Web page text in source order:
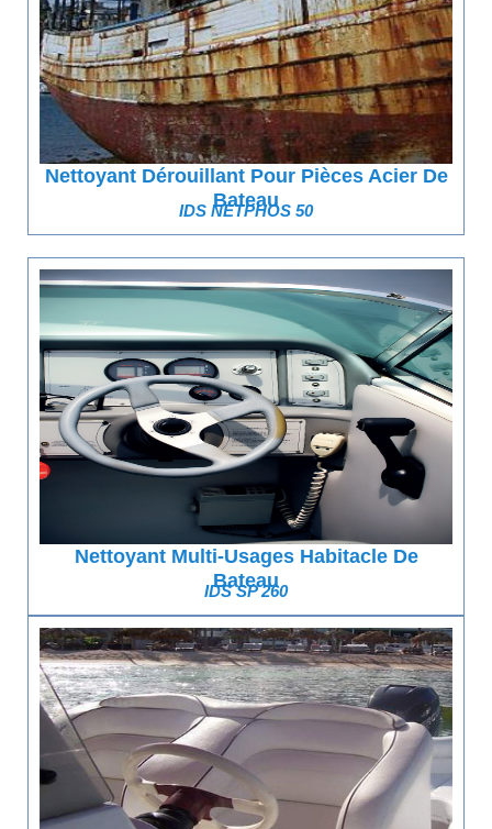
Nettoyant Dérouillant Pour Pièces Acier De
Bateau
IDS NETPHOS 50
Nettoyant Multi-Usages Habitacle De
Bateau
IDS SP 260